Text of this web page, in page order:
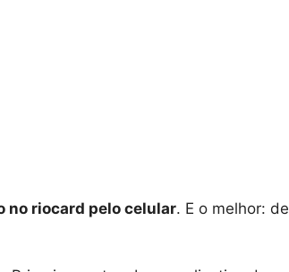
no riocard pelo celular. E o melhor: de